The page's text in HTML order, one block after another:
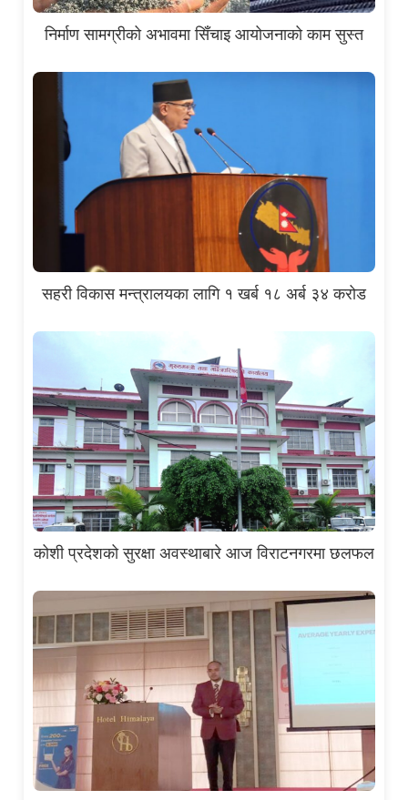
निर्माण सामग्रीको अभावमा सिँचाइ आयोजनाको काम सुस्त
सहरी विकास मन्त्रालयका लागि १ खर्ब १८ अर्ब ३४ करोड
कोशी प्रदेशको सुरक्षा अवस्थाबारे आज विराटनगरमा छलफल